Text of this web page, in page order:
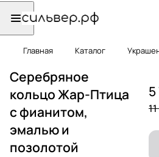
Главная Каталог
Серебряное
кольцо Жар-Птица
с фианитом,
эмалью и
позолотой